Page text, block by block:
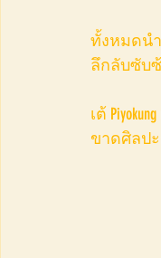
ทั้งหมดน
ลึกลับซับ
เต้
ขาดศิลป